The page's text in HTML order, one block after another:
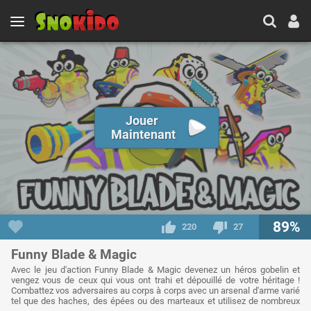
Jouer
Maintenant
220 27 89%
Funny Blade & Magic
Avec le jeu d'action Funny Blade & Magic devenez un héros gobelin et
vengez vous de ceux qui vous ont trahi et dépouillé de votre héritage !
Combattez vos adversaires au corps à corps avec un arsenal d'arme varié
tel que des haches, des épées ou des marteaux et utilisez de nombreux